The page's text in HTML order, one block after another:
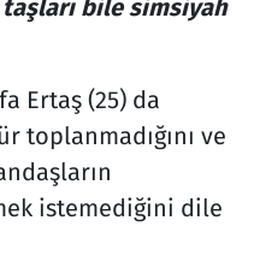
taşları bile simsiyah
Ertaş (25) da
toplanmadığını ve
istemediğini dile